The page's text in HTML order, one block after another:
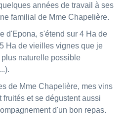
années de travail à ses
familial de Mme Chapelière.
d'Epona, s'étend sur 4 Ha de
Ha de vieilles vignes que je
naturelle possible
de Mme Chapelière, mes vins
fruités et se dégustent aussi
d'un bon repas.